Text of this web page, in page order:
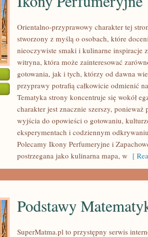
Orientalno-przyprawowy charakter tej
stworzony z myślą o osobach, które
nieoczywiste smaki i kulinarne inspiracje
witryna, która może zainteresować
gotowania, jak i tych, którzy od dawna
przyprawy potrafią całkowicie odmienić
Tematyka strony koncentruje się wokół
charakter jest znacznie szerszy,
wyjścia do opowieści o gotowaniu,
eksperymentach i codziennym
Polecamy Ikony Perfumeryjne i
postrzegana jako kulinarna mapa, w [
Podstawy
SuperMatma.pl to przystępny serwis